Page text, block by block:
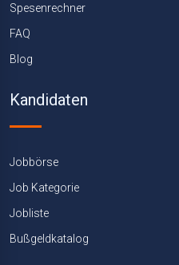
Spesenrechner
FAQ
Blog
Kandidaten
Jobbörse
Job Kategorie
Jobliste
Bußgeldkatalog